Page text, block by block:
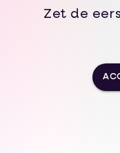
Zet de